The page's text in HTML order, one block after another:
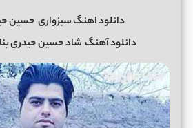
دانلود اهنگ سبزواری حسین
دانلود آهنگ شاد حسین حیدری